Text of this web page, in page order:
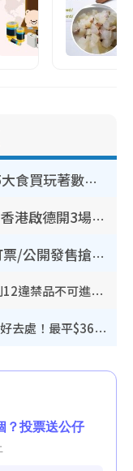
【8月生日優惠2026】全港85大食買玩著數攻略 自助餐/火鍋放題同行免費＋誠品/DONKI送現金券
BIGBANG演唱會2026｜11月香港啟德開3場！實名制VIP申請、優先購票攻略
人夫集團｜Klook套票/優先訂票/公開發售搶飛攻略！附票價.購票連結.場地座位表
啟德體育園入場懶人包︱場地守則12違禁品不可進場准帶細水樽但全場禁樽蓋！應援牌有限制！
唱K推介2026︱全港13大卡啦OK好去處！最平$36起 日文K都有！(附地址+收費詳情)